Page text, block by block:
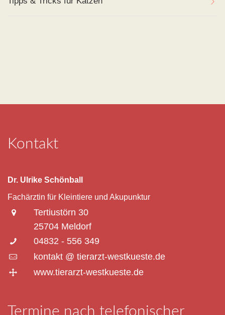
Kontakt
Dr. Ulrike Schönball
Fachärztin für Kleintiere und Akupunktur
Tertiustörn 30
25704 Meldorf
04832 - 556 349
kontakt @ tierarzt-westkueste.de
www.tierarzt-westkueste.de
Termine nach telefonischer